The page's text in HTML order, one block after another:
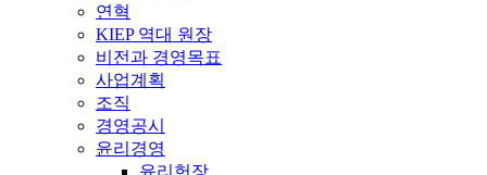
연혁
KIEP 역대 원장
비전과 경영목표
사업계획
조직
경영공시
윤리경영
윤리헌장